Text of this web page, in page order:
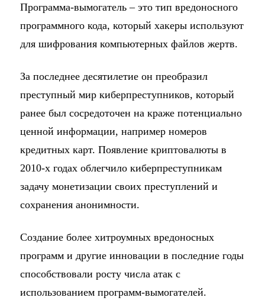
Программа-вымогатель – это тип вредоносного
программного кода, который хакеры используют
для шифрования компьютерных файлов жертв.
За последнее десятилетие он преобразил
преступный мир киберпреступников, который
ранее был сосредоточен на краже потенциально
ценной информации, например номеров
кредитных карт. Появление криптовалюты в
2010-х годах облегчило киберпреступникам
задачу монетизации своих преступлений и
сохранения анонимности.
Создание более хитроумных вредоносных
программ и другие инновации в последние годы
способствовали росту числа атак с
использованием программ-вымогателей.